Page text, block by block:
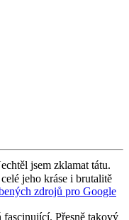
jsem zklamat tátu.
jeho kráse i brutalitě
zdrojů pro Google
Přesně takový